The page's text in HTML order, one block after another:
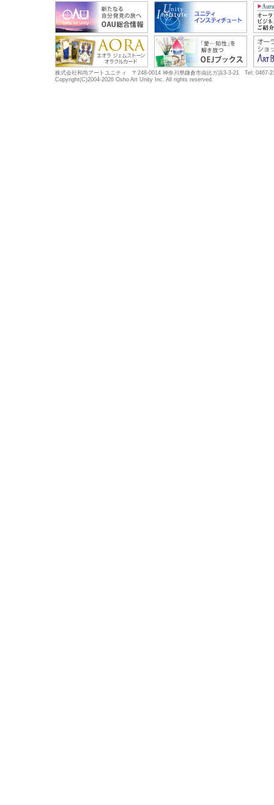
株式会社和尚アートユニティ 〒248-0014 神奈川県鎌倉市由比ガ浜3-3-21 Tel: 0467-
Copyright(C)2004-2026 Osho Art Unity Inc. All rights reserved.